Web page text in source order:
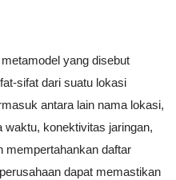
yang disebut
sifat dari suatu lokasi
antara lain nama lokasi,
waktu, konektivitas jaringan,
mempertahankan daftar
dapat memastikan